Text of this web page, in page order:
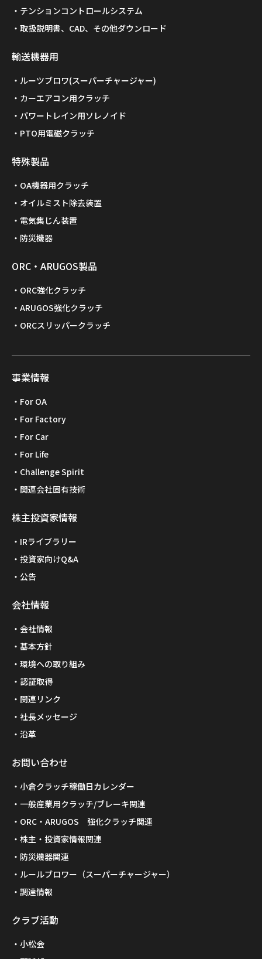
テンションコントロールシステム
取扱説明書、CAD、その他ダウンロード
輸送機器用
ルーツブロワ(スーパーチャージャー)
カーエアコン用クラッチ
パワートレイン用ソレノイド
PTO用電磁クラッチ
特殊製品
OA機器用クラッチ
オイルミスト除去装置
電気集じん装置
防災機器
ORC・ARUGOS製品
ORC強化クラッチ
ARUGOS強化クラッチ
ORCスリッパークラッチ
事業情報
For OA
For Factory
For Car
For Life
Challenge Spirit
関連会社固有技術
株主投資家情報
IRライブラリー
投資家向けQ&A
公告
会社情報
会社情報
基本方針
環境への取り組み
認証取得
関連リンク
社長メッセージ
沿革
お問い合わせ
小倉クラッチ稼働日カレンダー
一般産業用クラッチ/ブレーキ関連
ORC・ARUGOS 強化クラッチ関連
株主・投資家情報関連
防災機器関連
ルールブロワー（スーパーチャージャー）
調達情報
クラブ活動
小松会